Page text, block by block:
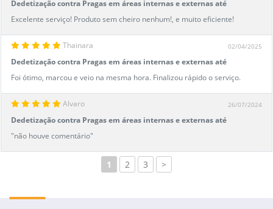
Dedetização contra Pragas em áreas internas e externas até
200m²
Excelente serviço! Produto sem cheiro nenhum!, e muito eficiente!
Thainara 02/04/2025
Dedetização contra Pragas em áreas internas e externas até
200m²
Foi ótimo, marcou e veio na mesma hora. Finalizou rápido o serviço.
Alvaro 26/07/2024
Dedetização contra Pragas em áreas internas e externas até
200m²
"não houve comentário"
1 2 3 >